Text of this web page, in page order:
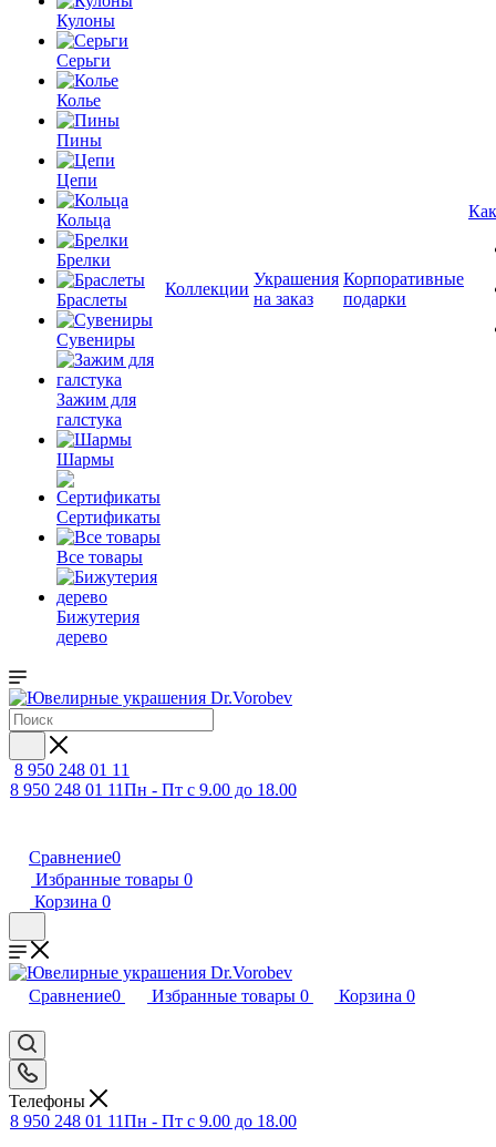
Кулоны
Серьги
Колье
Пины
Цепи
Кольца
Брелки
Браслеты
Сувениры
Зажим для
галстука
Шармы
Сертификаты
Все товары
Бижутерия
дерево
Коллекции
Украшения
на заказ
Корпоративные
подарки
8 950 248 01 11
8 950 248 01 11Пн - Пт с 9.00 до 18.00
Сравнение0
Избранные товары 0
Корзина 0
Сравнение0 Избранные товары 0 Корзина 0
Телефоны
8 950 248 01 11Пн - Пт с 9.00 до 18.00